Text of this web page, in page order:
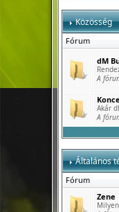
Közösség
Fórum
dM
A
Akár
A
Általános
Fórum
Zene